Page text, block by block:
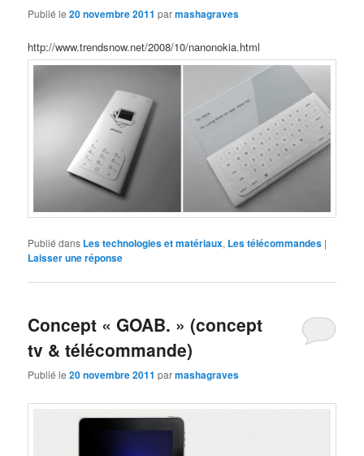
Publié le20 novembre 2011 parmashagraves
http://www.trendsnow.net/2008/10/nanonokia.html
Publié dans Les technologies et matériaux, Les télécommandes |
Laisser une réponse
Concept « GOAB. » (concept
tv & télécommande)
Publié le20 novembre 2011 parmashagraves